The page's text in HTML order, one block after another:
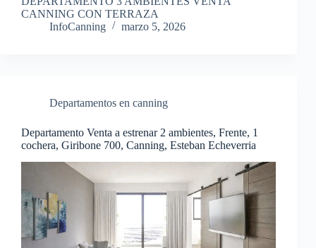
CANNING CON TERRAZA
InfoCanning
marzo 5, 2026
Departamentos en canning
Departamento Venta a estrenar 2 ambientes, Frente, 1
cochera, Giribone 700, Canning, Esteban Echeverria